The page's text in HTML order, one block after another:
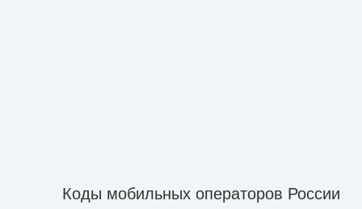
Коды мобильных операторов России